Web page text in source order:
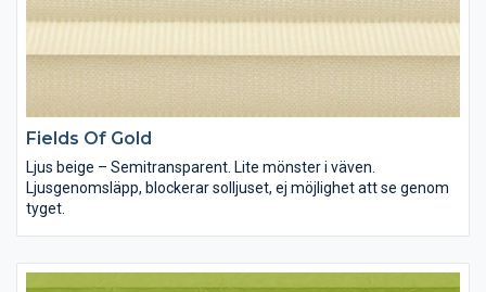
Fields Of Gold
Ljus beige – Semitransparent. Lite mönster i väven.
Ljusgenomsläpp, blockerar solljuset, ej möjlighet att se genom
tyget.